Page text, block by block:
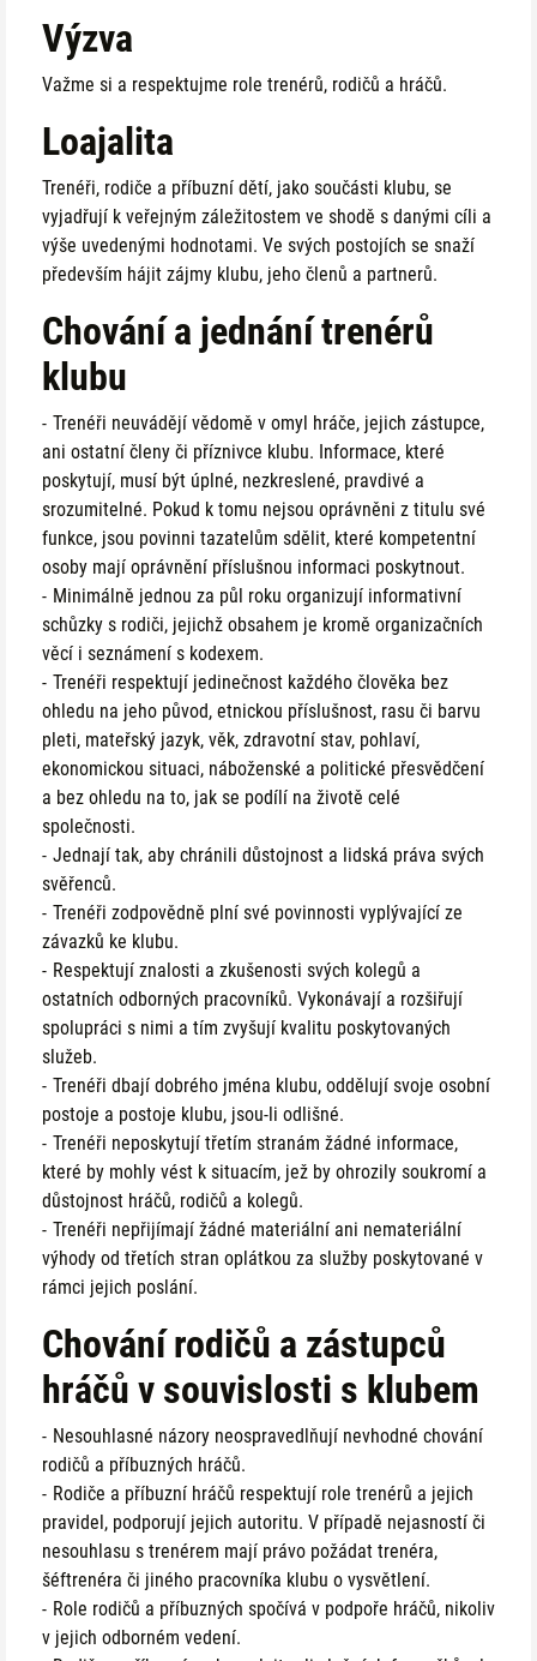
Výzva
Važme si a respektujme role trenérů, rodičů a hráčů.
Loajalita
Trenéři, rodiče a příbuzní dětí, jako součásti klubu, se
vyjadřují k veřejným záležitostem ve shodě s danými cíli a
výše uvedenými hodnotami. Ve svých postojích se snaží
především hájit zájmy klubu, jeho členů a partnerů.
Chování a jednání trenérů
klubu
Trenéři neuvádějí vědomě v omyl hráče, jejich zástupce,
ani ostatní členy či příznivce klubu. Informace, které
poskytují, musí být úplné, nezkreslené, pravdivé a
srozumitelné. Pokud k tomu nejsou oprávněni z titulu své
funkce, jsou povinni tazatelům sdělit, které kompetentní
osoby mají oprávnění příslušnou informaci poskytnout.
Minimálně jednou za půl roku organizují informativní
schůzky s rodiči, jejichž obsahem je kromě organizačních
věcí i seznámení s kodexem.
Trenéři respektují jedinečnost každého člověka bez
ohledu na jeho původ, etnickou příslušnost, rasu či barvu
pleti, mateřský jazyk, věk, zdravotní stav, pohlaví,
ekonomickou situaci, náboženské a politické přesvědčení
a bez ohledu na to, jak se podílí na životě celé
společnosti.
Jednají tak, aby chránili důstojnost a lidská práva svých
svěřenců.
Trenéři zodpovědně plní své povinnosti vyplývající ze
závazků ke klubu.
Respektují znalosti a zkušenosti svých kolegů a
ostatních odborných pracovníků. Vykonávají a rozšiřují
spolupráci s nimi a tím zvyšují kvalitu poskytovaných
služeb.
Trenéři dbají dobrého jména klubu, oddělují svoje osobní
postoje a postoje klubu, jsou-li odlišné.
Trenéři neposkytují třetím stranám žádné informace,
které by mohly vést k situacím, jež by ohrozily soukromí a
důstojnost hráčů, rodičů a kolegů.
Trenéři nepřijímají žádné materiální ani nemateriální
výhody od třetích stran oplátkou za služby poskytované v
rámci jejich poslání.
Chování rodičů a zástupců
hráčů v souvislosti s klubem
Nesouhlasné názory neospravedlňují nevhodné chování
rodičů a příbuzných hráčů.
Rodiče a příbuzní hráčů respektují role trenérů a jejich
pravidel, podporují jejich autoritu. V případě nejasností či
nesouhlasu s trenérem mají právo požádat trenéra,
šéftrenéra či jiného pracovníka klubu o vysvětlení.
Role rodičů a příbuzných spočívá v podpoře hráčů, nikoliv
v jejich odborném vedení.